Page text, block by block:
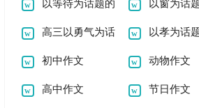
作文
以等待为话题的
作文
以窗为话
文
高三以勇气为话
题的作文精选
以孝为话
秀作文600字
初中作文 动物作文
高中作文 节日作文